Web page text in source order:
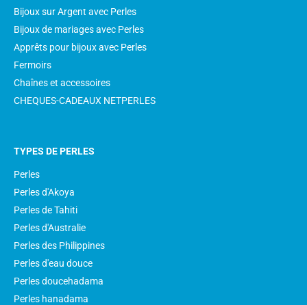
Bijoux sur Argent avec Perles
Bijoux de mariages avec Perles
Apprêts pour bijoux avec Perles
Fermoirs
Chaînes et accessoires
CHEQUES-CADEAUX NETPERLES
TYPES DE PERLES
Perles
Perles d'Akoya
Perles de Tahiti
Perles d'Australie
Perles des Philippines
Perles d'eau douce
Perles doucehadama
Perles hanadama